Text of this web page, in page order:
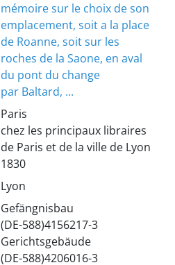
mémoire sur le choix de son
emplacement, soit a la place
de Roanne, soit sur les
roches de la Saone, en aval
du pont du change
par Baltard, ...
Paris
chez les principaux libraires
de Paris et de la ville de Lyon
1830
Lyon
Gefängnisbau
(DE-588)4156217-3
Gerichtsgebäude
(DE-588)4206016-3